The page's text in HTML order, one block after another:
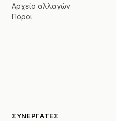
Αρχείο αλλαγών
Πόροι
ΣΥΝΕΡΓΆΤΕΣ